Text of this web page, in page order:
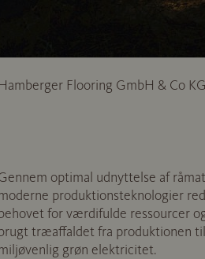
Hamberger Flooring GmbH & Co
optimal udnyttelse af
produktionsteknologier
for værdifulde ressourcer og
træaffaldet fra produktionen
grøn elektricitet.